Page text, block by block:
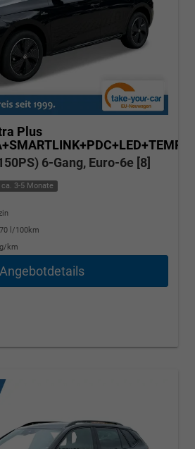
Plus
6-Gang, Euro-6e [8]
3-5 Monate
l/100km
km